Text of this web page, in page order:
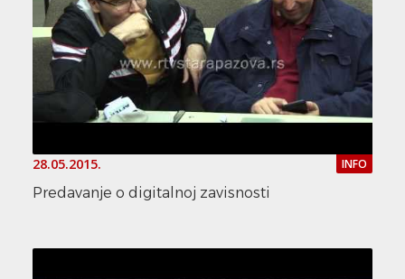
28.05.2015. INFO
Predavanje o digitalnoj zavisnosti